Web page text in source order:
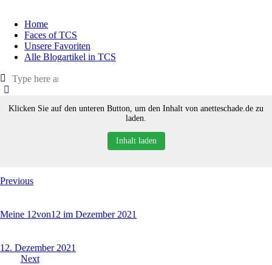
Home
Faces of TCS
Unsere Favoriten
Alle Blogartikel in TCS
Klicken Sie auf den unteren Button, um den Inhalt von anetteschade.de zu
laden.
Inhalt laden
Previous
Meine 12von12 im Dezember 2021
12. Dezember 2021
Next